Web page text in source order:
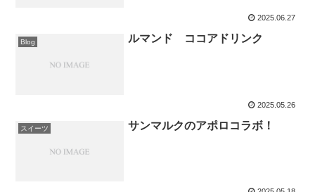
2025.06.27
Blog ルマンド ココアドリンク
2025.05.26
スイーツ サンマルクのアポロコラボ！